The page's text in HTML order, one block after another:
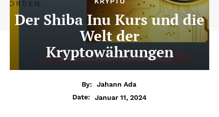
Der Shiba Inu Kurs und die
Welt der
Kryptowährungen
By:
Jahann Ada
Date:
Januar 11, 2024